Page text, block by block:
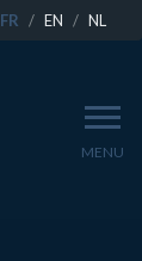
FR EN NL
MENU